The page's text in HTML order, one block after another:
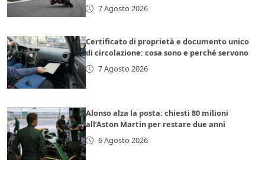
7 Agosto 2026
Certificato di proprietà e documento unico
di circolazione: cosa sono e perché servono
7 Agosto 2026
Alonso alza la posta: chiesti 80 milioni
all’Aston Martin per restare due anni
6 Agosto 2026